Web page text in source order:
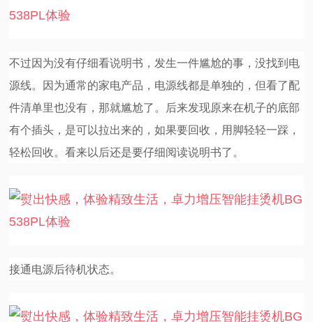
不过因为没有仔细看说明书，发生一件尴尬的事，没找到电
源线。因为通常的家电产品，电源线都是单独的，但看了配
件清单里也没有，那就尴尬了。后来发现原来在机子的底部
有个插头，是可以拉出来的，如果要回收，用脚轻轻一踩，
轻松回收。看来以后还是要仔细阅读说明书了。
接通电源后待机状态。